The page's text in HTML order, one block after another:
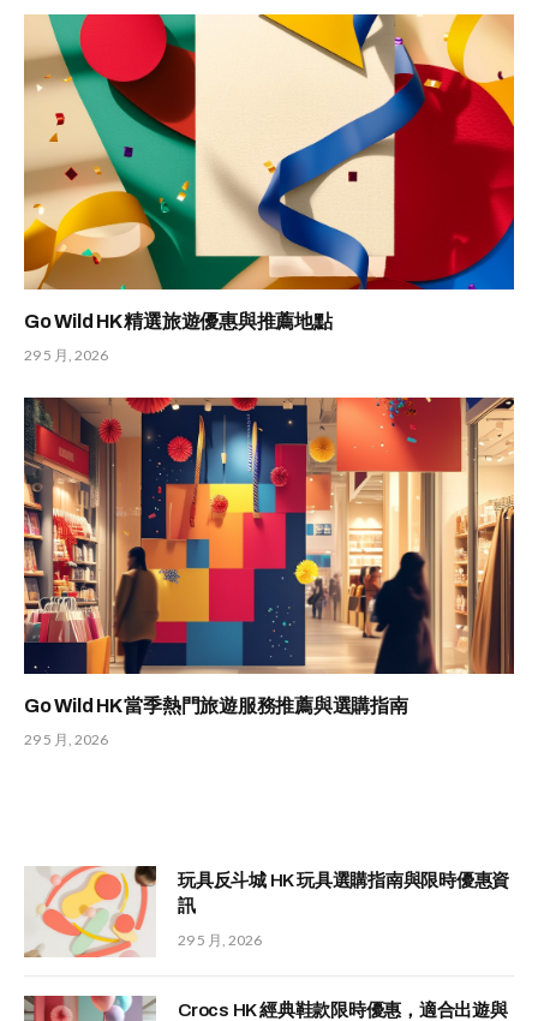
Go Wild HK 精選旅遊優惠與推薦地點
29 5 月, 2026
Go Wild HK 當季熱門旅遊服務推薦與選購指南
29 5 月, 2026
玩具反斗城 HK 玩具選購指南與限時優惠資
訊
29 5 月, 2026
Crocs HK 經典鞋款限時優惠，適合出遊與